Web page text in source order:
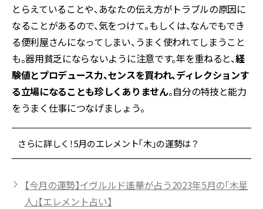
とらえていることや、あなたの伝え方がトラブルの原因に
なることがあるので、気をつけて。もしくは、なんでもでき
る便利屋さんになってしまい、うまく使われてしまうこと
も。器用貧乏にならないように注意です。年を重ねると、経
験値とプロデュース力、センスを買われ、ディレクションす
る立場になることも珍しくありません。自分の特技と能力
をうまく仕事につなげましょう。
さらに詳しく！5月のエレメント「木」の運勢は？
【今月の運勢】イヴルルド遙華が占う2023年5月の「木星
人」【エレメント占い】